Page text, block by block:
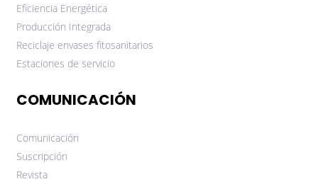
Eficiencia Energética
Producción Integrada
Reciclaje envases fitosanitarios
Estaciones de servicio
COMUNICACIÓN
Comunicación
Suscripción
Revista